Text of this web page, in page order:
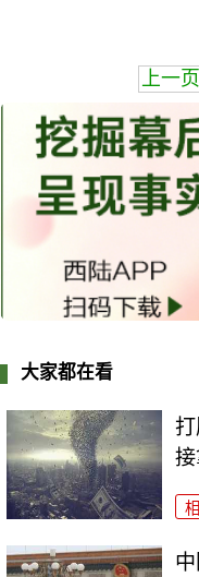
上一页
大家都在看
接